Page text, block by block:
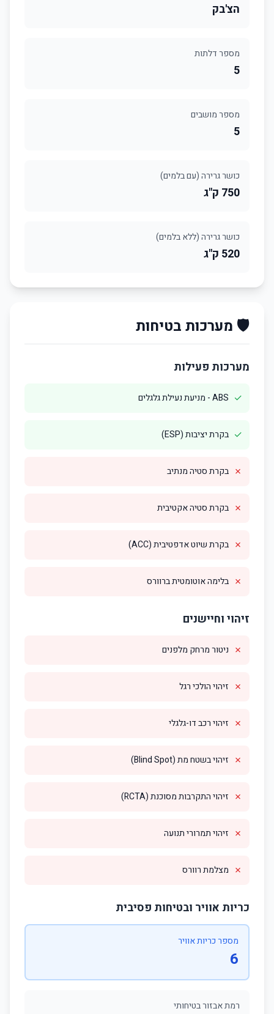
הצ'בק
מספר דלתות
5
מספר מושבים
5
כושר גרירה (עם בלמים)
750 ק"ג
כושר גרירה (ללא בלמים)
520 ק"ג
🛡️ מערכות בטיחות
מערכות פעילות
✓ ABS - מניעת נעילת גלגלים
✓ בקרת יציבות (ESP)
✗ בקרת סטיה מנתיב
✗ בקרת סטיה אקטיבית
✗ בקרת שיוט אדפטיבית (ACC)
✗ בלימה אוטומטית ברוורס
זיהוי וחיישנים
✗ ניטור מרחק מלפנים
✗ זיהוי הולכי רגל
✗ זיהוי רכב דו-גלגלי
✗ זיהוי בשטח מת (Blind Spot)
✗ זיהוי התקרבות מסוכנת (RCTA)
✗ זיהוי תמרורי תנועה
✗ מצלמת רוורס
כריות אוויר ובטיחות פסיבית
מספר כריות אוויר
6
רמת אבזור בטיחותי